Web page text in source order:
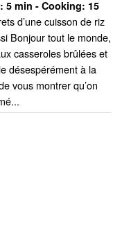
5 min - Cooking: 15
d’une cuisson de riz
Bonjour tout le monde,
casseroles brûlées et
désespérément à la
vous montrer qu’on